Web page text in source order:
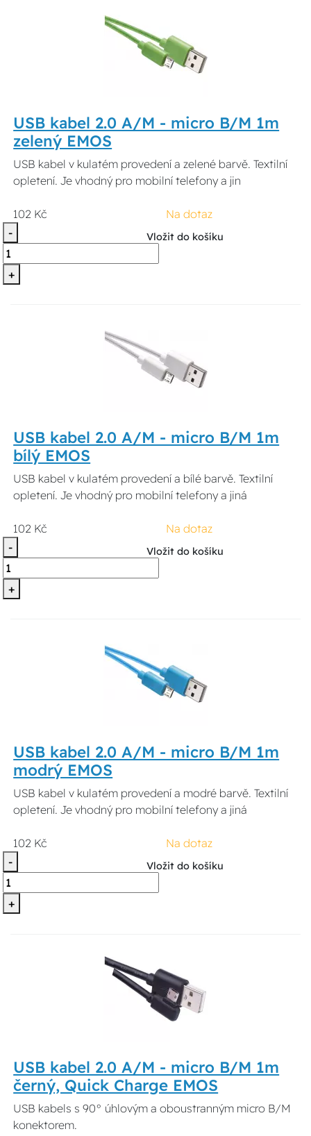
USB kabel 2.0 A/M - micro B/M 1m
zelený EMOS
USB kabel v kulatém provedení a zelené barvě. Textilní
opletení. Je vhodný pro mobilní telefony a jin
102 Kč
Na dotaz
-
+
Vložit do košíku
USB kabel 2.0 A/M - micro B/M 1m
bílý EMOS
USB kabel v kulatém provedení a bílé barvě. Textilní
opletení. Je vhodný pro mobilní telefony a jiná
102 Kč
Na dotaz
-
+
Vložit do košíku
USB kabel 2.0 A/M - micro B/M 1m
modrý EMOS
USB kabel v kulatém provedení a modré barvě. Textilní
opletení. Je vhodný pro mobilní telefony a jiná
102 Kč
Na dotaz
-
+
Vložit do košíku
USB kabel 2.0 A/M - micro B/M 1m
černý, Quick Charge EMOS
USB kabels s 90° úhlovým a oboustranným micro B/M
konektorem.